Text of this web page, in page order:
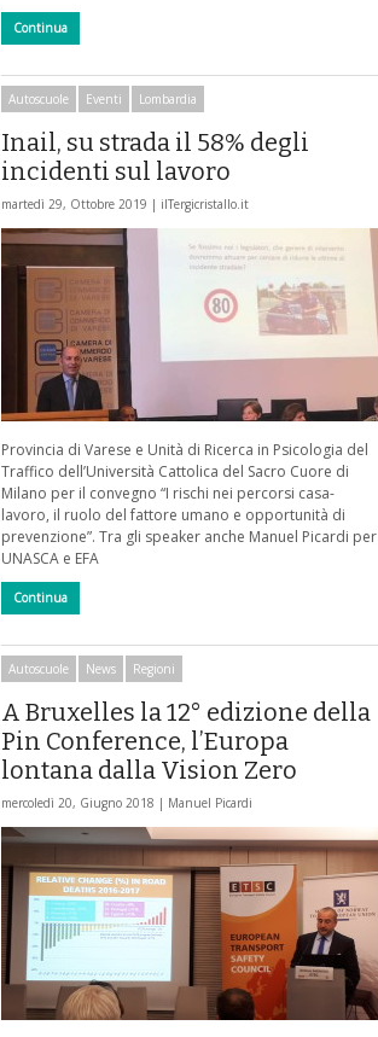
Continua
Autoscuole Eventi Lombardia
Inail, su strada il 58% degli
incidenti sul lavoro
martedì 29, Ottobre 2019 | ilTergicristallo.it
Provincia di Varese e Unità di Ricerca in Psicologia del
Traffico dell’Università Cattolica del Sacro Cuore di
Milano per il convegno “I rischi nei percorsi casa-
lavoro, il ruolo del fattore umano e opportunità di
prevenzione”. Tra gli speaker anche Manuel Picardi per
UNASCA e EFA
Continua
Autoscuole News Regioni
A Bruxelles la 12° edizione della
Pin Conference, l’Europa
lontana dalla Vision Zero
mercoledì 20, Giugno 2018 | Manuel Picardi